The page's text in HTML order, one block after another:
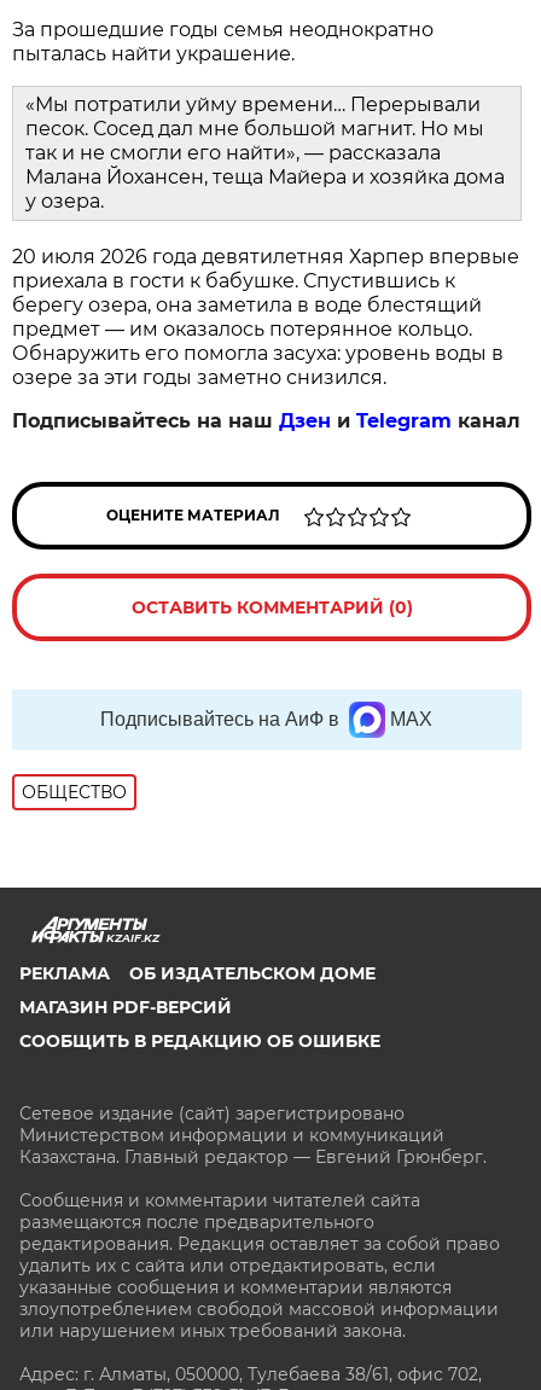
За прошедшие годы семья неоднократно
пыталась найти украшение.
«Мы потратили уйму времени… Перерывали
песок. Сосед дал мне большой магнит. Но мы
так и не смогли его найти», — рассказала
Малана Йохансен, теща Майера и хозяйка дома
у озера.
20 июля 2026 года девятилетняя Харпер впервые
приехала в гости к бабушке. Спустившись к
берегу озера, она заметила в воде блестящий
предмет — им оказалось потерянное кольцо.
Обнаружить его помогла засуха: уровень воды в
озере за эти годы заметно снизился.
Подписывайтесь на нашДзен иTelegram канал
ОЦЕНИТЕ МАТЕРИАЛ
ОСТАВИТЬ КОММЕНТАРИЙ (0)
Подписывайтесь на АиФ в MAX
ОБЩЕСТВО
KZAIF.KZ
РЕКЛАМА
ОБ ИЗДАТЕЛЬСКОМ ДОМЕ
МАГАЗИН PDF-ВЕРСИЙ
СООБЩИТЬ В РЕДАКЦИЮ ОБ ОШИБКЕ
Сетевое издание (сайт) зарегистрировано
Министерством информации и коммуникаций
Казахстана. Главный редактор — Евгений Грюнберг.
Сообщения и комментарии читателей сайта
размещаются после предварительного
редактирования. Редакция оставляет за собой право
удалить их с сайта или отредактировать, если
указанные сообщения и комментарии являются
злоупотреблением свободой массовой информации
или нарушением иных требований закона.
Адрес: г. Алматы, 050000, Тулебаева 38/61, офис 702,